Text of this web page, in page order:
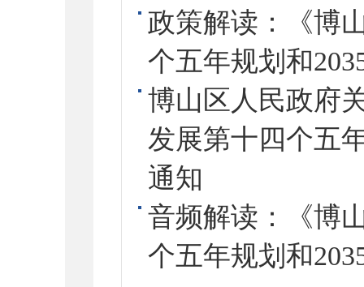
政策解读：《博
个五年规划和
博山区人民政府
发展第十四个五
通知
音频解读：《博
个五年规划和